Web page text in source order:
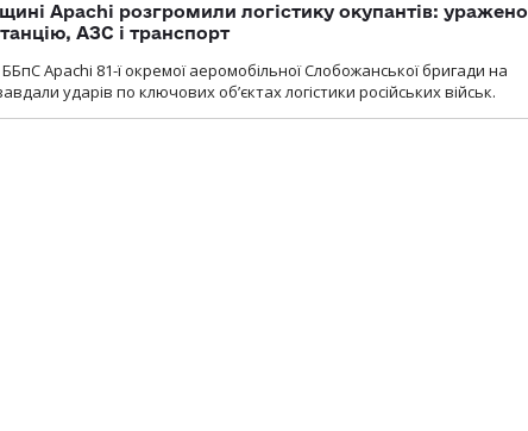
Apachi розгромили логістику окупантів: уражено
АЗС і транспорт
Apachi 81-ї окремої аеромобільної Слобожанської бригади на
ударів по ключових об’єктах логістики російських військ.